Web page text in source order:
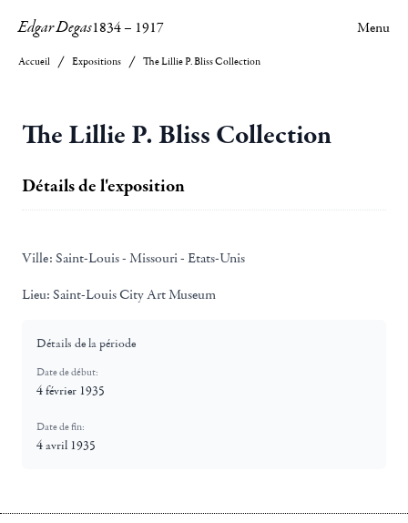
Edgar Degas1834– 1917 Menu
Accueil Expositions The Lillie P. Bliss Collection
The Lillie P. Bliss Collection
Détails de l'exposition
Ville: Saint-Louis - Missouri - Etats-Unis
Lieu: Saint-Louis City Art Museum
Détails de la période
Date de début:
4 février 1935
Date de fin:
4 avril 1935